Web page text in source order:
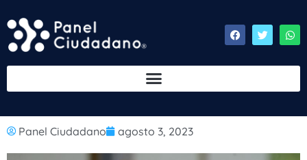
Panel Ciudadano agosto 3, 2023